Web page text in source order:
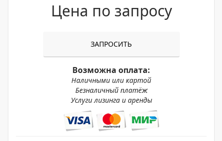
Цена по запросу
ЗАПРОСИТЬ
Возможна оплата:
Наличными или картой
Безналичный платёж
Услуги лизинга и аренды